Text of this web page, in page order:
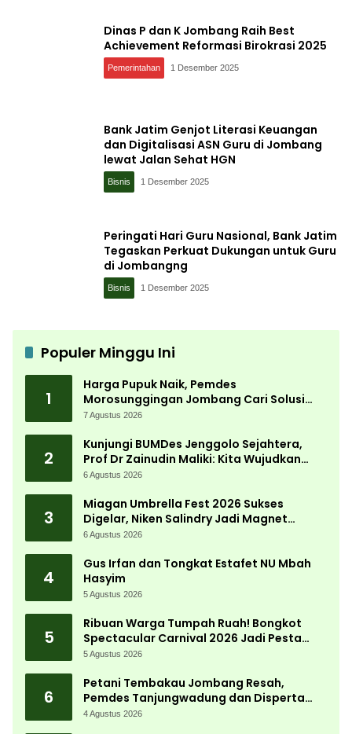
Dinas P dan K Jombang Raih Best
Achievement Reformasi Birokrasi 2025
Pemerintahan 1 Desember 2025
Bank Jatim Genjot Literasi Keuangan
dan Digitalisasi ASN Guru di Jombang
lewat Jalan Sehat HGN
Bisnis 1 Desember 2025
Peringati Hari Guru Nasional, Bank Jatim
Tegaskan Perkuat Dukungan untuk Guru
di Jombangng
Bisnis 1 Desember 2025
Populer Minggu Ini
1
Harga Pupuk Naik, Pemdes
Morosunggingan Jombang Cari Solusi
Lewat Kajian Akademik
7 Agustus 2026
2
Kunjungi BUMDes Jenggolo Sejahtera,
Prof Dr Zainudin Maliki: Kita Wujudkan
Kemandirian Ekonomi dengan Potensi
6 Agustus 2026
3
Miagan Umbrella Fest 2026 Sukses
Digelar, Niken Salindry Jadi Magnet
Ribuan Pengunjung
6 Agustus 2026
4
Gus Irfan dan Tongkat Estafet NU Mbah
Hasyim
5 Agustus 2026
5
Ribuan Warga Tumpah Ruah! Bongkot
Spectacular Carnival 2026 Jadi Pesta
Kemerdekaan Terbesar di Peterongan
5 Agustus 2026
6
Petani Tembakau Jombang Resah,
Pemdes Tanjungwadung dan Disperta
Bergerak Cepat
4 Agustus 2026